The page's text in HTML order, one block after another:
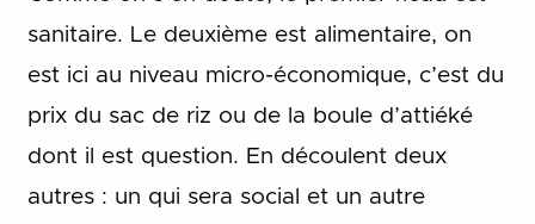
sanitaire. Le deuxième est alimentaire, on
est ici au niveau micro-économique, c’est du
prix du sac de riz ou de la boule d’attiéké
dont il est question. En découlent deux
autres : un qui sera social et un autre